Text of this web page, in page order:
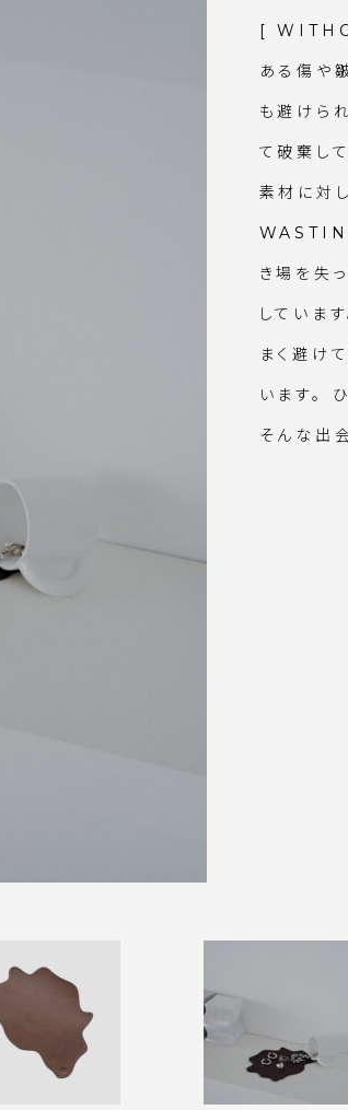
[
ある傷や
も避けら
て破棄し
素材に対
き場を失
していま
まく避け
います。
そんな出